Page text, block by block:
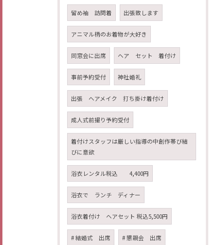
留め袖 訪問着 出張致します
アニマル柄のお着物が大好き
同窓会に出席 ヘア セット 着付け
事前予約受付 神社婚礼
出張 ヘアメイク 打ち掛け着付け
成人式前撮り予約受付
着付けスタッフは厳しい指導の中創作帯び結
びに意欲
浴衣レンタル税込 4,400円
浴衣で ランチ ディナー
浴衣着付け ヘアセット 税込5,500円
# 結婚式 出席 # 懇親会 出席